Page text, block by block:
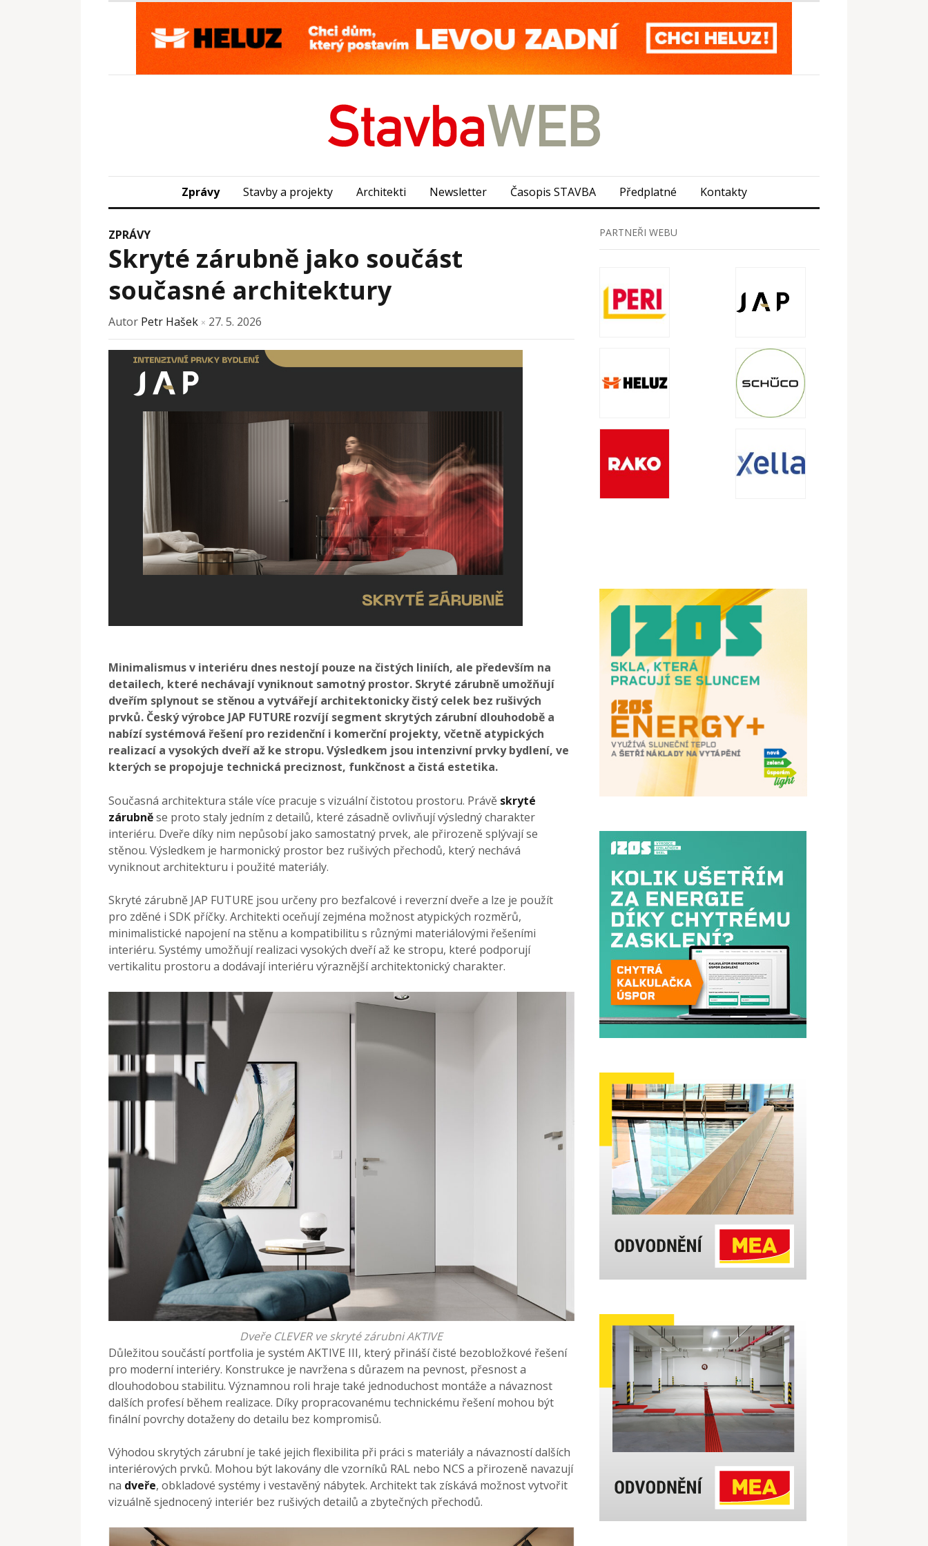
Zprávy Stavby a projekty Architekti Newsletter Časopis STAVBA Předplatné Kontakty
ZPRÁVY
Skryté zárubně jako součást
současné architektury
Autor Petr Hašek × 27. 5. 2026
Minimalismus v interiéru dnes nestojí pouze na čistých liniích, ale především na
detailech, které nechávají vyniknout samotný prostor. Skryté zárubně umožňují
dveřím splynout se stěnou a vytvářejí architektonicky čistý celek bez rušivých
prvků. Český výrobce JAP FUTURE rozvíjí segment skrytých zárubní dlouhodobě a
nabízí systémová řešení pro rezidenční i komerční projekty, včetně atypických
realizací a vysokých dveří až ke stropu. Výsledkem jsou intenzivní prvky bydlení, ve
kterých se propojuje technická preciznost, funkčnost a čistá estetika.
Současná architektura stále více pracuje s vizuální čistotou prostoru. Právě skryté
zárubněse proto staly jedním z detailů, které zásadně ovlivňují výsledný charakter
interiéru. Dveře díky nim nepůsobí jako samostatný prvek, ale přirozeně splývají se
stěnou. Výsledkem je harmonický prostor bez rušivých přechodů, který nechává
vyniknout architekturu i použité materiály.
Skryté zárubně JAP FUTURE jsou určeny pro bezfalcové i reverzní dveře a lze je použít
pro zděné i SDK příčky. Architekti oceňují zejména možnost atypických rozměrů,
minimalistické napojení na stěnu a kompatibilitu s různými materiálovými řešeními
interiéru. Systémy umožňují realizaci vysokých dveří až ke stropu, které podporují
vertikalitu prostoru a dodávají interiéru výraznější architektonický charakter.
Dveře CLEVER ve skryté zárubni AKTIVE
Důležitou součástí portfolia je systém AKTIVE III, který přináší čisté bezobložkové řešení
pro moderní interiéry. Konstrukce je navržena s důrazem na pevnost, přesnost a
dlouhodobou stabilitu. Významnou roli hraje také jednoduchost montáže a návaznost
dalších profesí během realizace. Díky propracovanému technickému řešení mohou být
finální povrchy dotaženy do detailu bez kompromisů.
Výhodou skrytých zárubní je také jejich flexibilita při práci s materiály a návazností dalších
interiérových prvků. Mohou být lakovány dle vzorníků RAL nebo NCS a přirozeně navazují
na dveře, obkladové systémy i vestavěný nábytek. Architekt tak získává možnost vytvořit
vizuálně sjednocený interiér bez rušivých detailů a zbytečných přechodů.
PARTNEŘI WEBU